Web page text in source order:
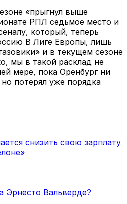
«прыгнул выше
РПЛ седьмое место и
который, теперь
В Лиге Европы, лишь
и в текущем сезоне
мы в такой расклад не
мере, пока Оренбург ни
потерял уже порядка
снизить свою зарплату
Эрнесто Вальверде?